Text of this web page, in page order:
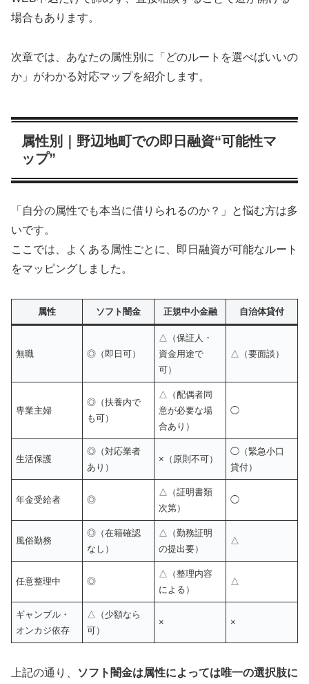
場合もあります。
次章では、あなたの属性別に「どのルートを選べばいいの
か」がわかる対応マップを紹介します。
属性別｜野辺地町での即日融資“可能性マ
ップ”
「自分の属性でも本当に借りられるのか？」と悩む方は多
いです。
ここでは、よくある属性ごとに、即日融資が可能なルート
をマッピングしました。
属性 ソフト闇金 正規中小金融 自治体貸付
無職 ◎（即日可）
△（保証人・
資金用途で
可）
△（要面談）
専業主婦
◎（扶養内で
も可）
△（配偶者同
意が必要な場
合あり）
◯
生活保護
◎（対応業者
あり）
×（原則不可）
◯（緊急小口
貸付）
年金受給者 ◎
△（証明書類
次第）
◯
風俗勤務
◎（在籍確認
なし）
△（勤務証明
の提出要）
△
任意整理中 ◎
△（整理内容
による）
△
ギャンブル・
オンカジ依存
△（少額なら
可）
× ×
上記の通り、
ソフト闇金は属性によっては唯一の選択肢に